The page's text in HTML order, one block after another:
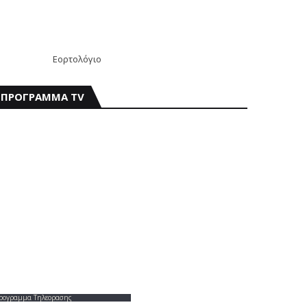
Εορτολόγιο
ΠΡΟΓΡΑΜΜΑ TV
Τηλεορασης